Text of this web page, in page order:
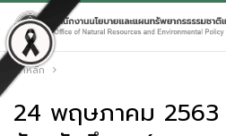
หน้าหลัก
24 พฤษภาคม 2563